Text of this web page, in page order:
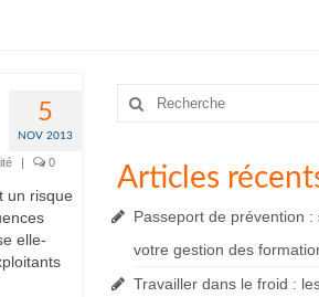
5
NOV 2013
| 0
un risque
elle-
Rechercher
Articles
Passeport de prévention :
votre gestion des
Travailler dans le froid :